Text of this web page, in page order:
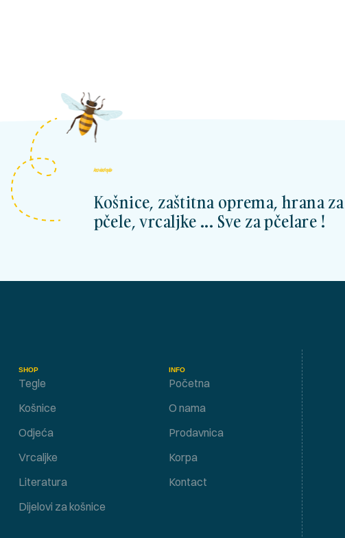
kosnicashop.ba
Košnice, zaštitna oprema, hrana za
pčele, vrcaljke ... Sve za pčelare !
SHOP
Tegle
Košnice
Odjeća
Vrcaljke
Literatura
Dijelovi za košnice
INFO
Početna
O nama
Prodavnica
Korpa
Kontact